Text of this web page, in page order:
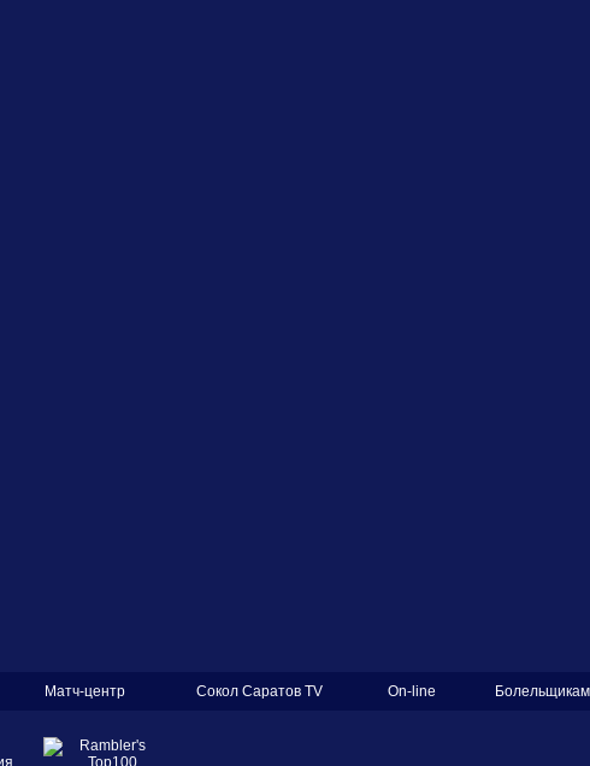
Матч-центр Сокол Саратов TV On-line Болельщикам